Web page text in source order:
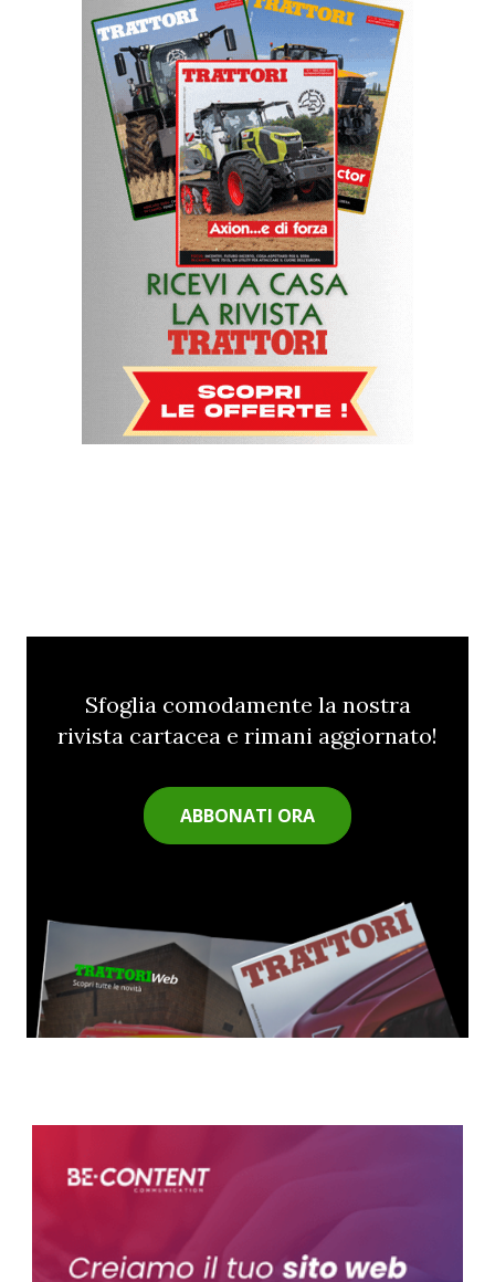
Sfoglia comodamente la nostra
rivista cartacea e rimani aggiornato!
ABBONATI ORA